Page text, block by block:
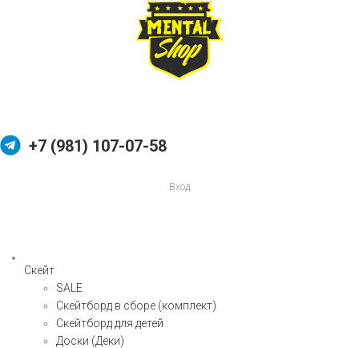
+7 (981) 107-07-58
Вход
Скейт
SALE
Скейтборд в сборе (комплект)
Скейтборд для детей
Доски (Деки)